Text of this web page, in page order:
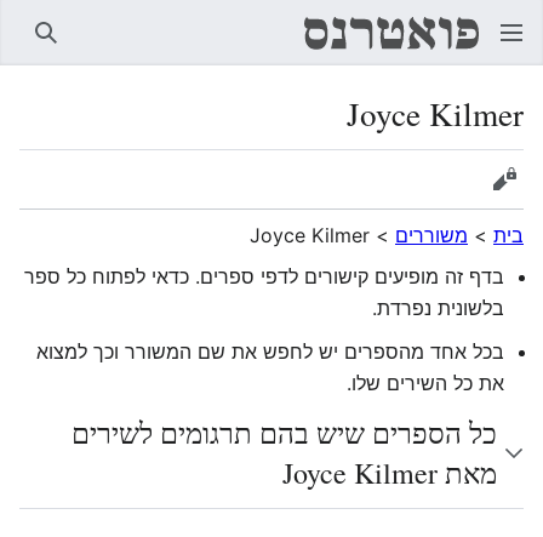
Joyce Kilmer
הצגת מקור
בית > משוררים >
Joyce Kilmer
בדף זה מופיעים קישורים לדפי ספרים. כדאי לפתוח כל ספר
בלשונית נפרדת.
בכל אחד מהספרים יש לחפש את שם המשורר וכך למצוא
את כל השירים שלו.
כל הספרים שיש בהם תרגומים לשירים
מאת Joyce Kilmer